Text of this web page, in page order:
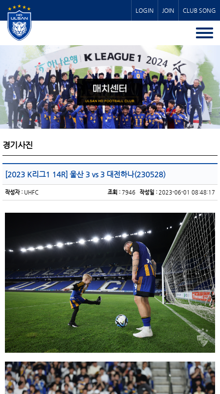
LOGIN JOIN CLUB SONG
경기사진
[2023 K리그1 14R] 울산 3 vs 3 대전하나(230528)
작성자 : UHFC 작성일 : 2023-06-01 08:48:17
조회 : 7946